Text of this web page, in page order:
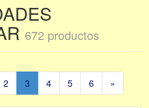
672 productos
2 3 4 5 6 »